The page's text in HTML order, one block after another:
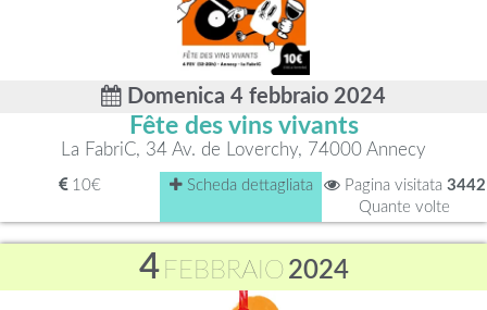
Domenica 4 febbraio 2024
Fête des vins vivants
La FabriC, 34 Av. de Loverchy, 74000 Annecy
10€ Scheda dettagliata Pagina visitata 3442
Quante volte
4 FEBBRAIO 2024